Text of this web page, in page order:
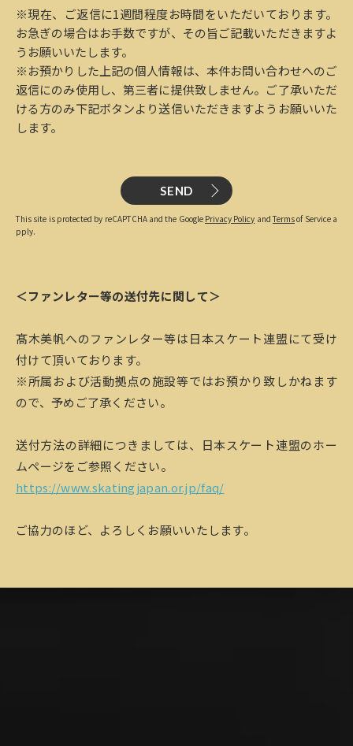
※現在、ご返信に1週間程度お時間をいただいております。
お急ぎの場合はお手数ですが、その旨ご記載いただきますよ
うお願いいたします。
※お預かりした上記の個人情報は、本件お問い合わせへのご
返信にのみ使用し、第三者に提供致しません。ご了承いただ
ける方のみ下記ボタンより送信いただきますようお願いいた
します。
SEND
This site is protected by reCAPTCHA and the Google Privacy Policy andTermsof Service a
pply.
＜ファンレター等の送付先に関して＞
髙木美帆へのファンレター等は日本スケート連盟にて受け
付けて頂いております。
※所属および活動拠点の施設等ではお預かり致しかねます
ので、予めご了承ください。
送付方法の詳細につきましては、日本スケート連盟のホー
ムページをご参照ください。
https://www.skatingjapan.or.jp/faq/
ご協力のほど、よろしくお願いいたします。